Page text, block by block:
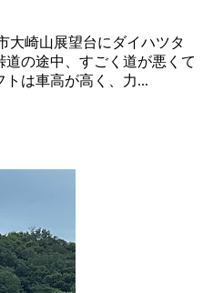
大崎山展望台にダイハツタ
の途中、すごく道が悪くて
は車高が高く、力...